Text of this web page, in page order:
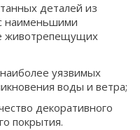
деталей из
наименьшими
животрепещущих
уязвимых
воды и ветра;
декоративного
покрытия.